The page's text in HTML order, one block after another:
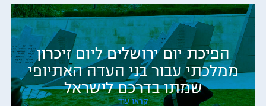
הפיכת יום ירושלים ליום זיכרון
ממלכתי עבור בני העדה האתיופי
שמתו בדרכם לישראל
קראו עוד